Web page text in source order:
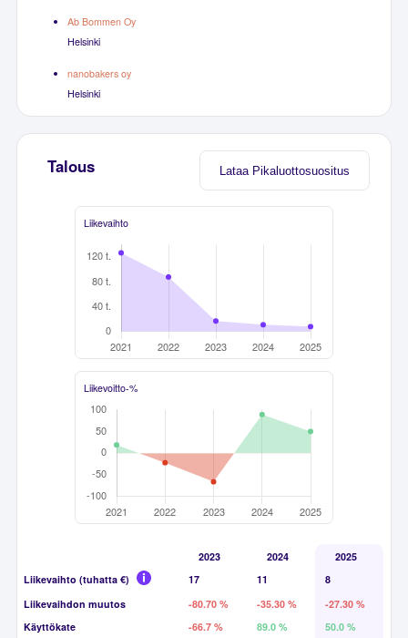
Ab Bommen Oy
Helsinki
nanobakers oy
Helsinki
Lataa Pikaluottosuositus
Talous
Liikevaihto
Liikevoitto-%
2023 2024
2025
Liikevaihto (tuhatta €)
17 11
8
Liikevaihdon muutos
-80.70 % -35.30 %
-27.30 %
Käyttökate
-66.7 % 89.0 %
50.0 %